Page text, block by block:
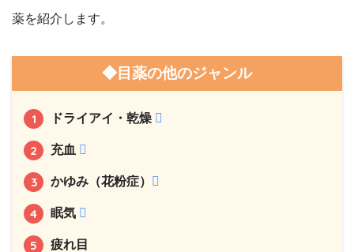
薬を紹介します。
◆目薬の他のジャンル
ドライアイ・乾燥
充血
かゆみ（花粉症）
眠気
疲れ目